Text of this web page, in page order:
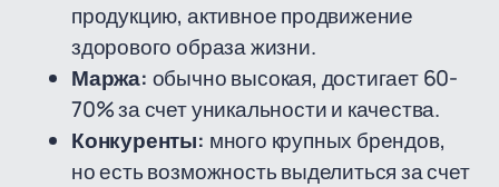
продукцию, активное продвижение
здорового образа жизни.
Маржа: обычно высокая, достигает 60-
70% за счет уникальности и качества.
Конкуренты: много крупных брендов,
но есть возможность выделиться за счет